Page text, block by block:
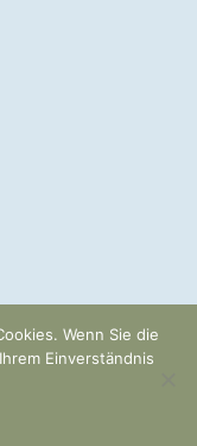
Wenn Sie die
Einverständnis